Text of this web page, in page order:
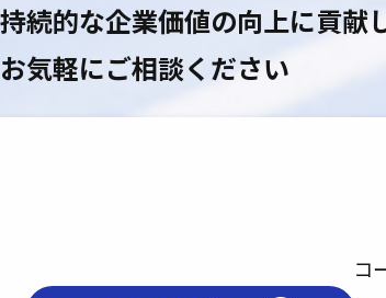
持続的な企業価値の向上に貢献
お気軽にご相談ください
コ